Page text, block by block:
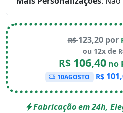
R$123,20por
ou 12x de
R$ 106,40no
10AGOSTO
R$
Fabricação em 24h,